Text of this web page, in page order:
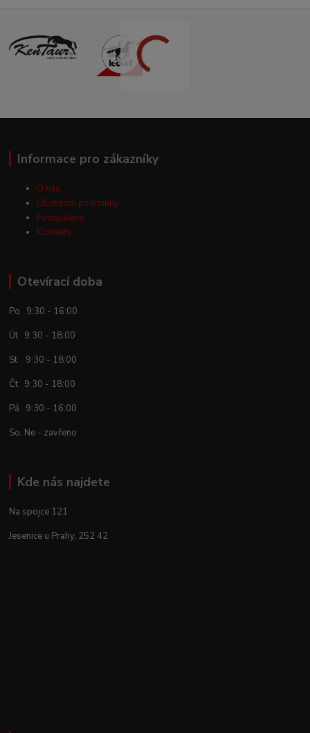
Informace pro zákazníky
O nás
Obchodní podmínky
Fotogalerie
Kontakty
Otevírací doba
Po 9:30 - 16:00
Út 9:30 - 18:00
St 9:30 - 18:00
Čt 9:30 - 18:00
Pá 9:30 - 16:00
So, Ne - zavřeno
Kde nás najdete
Na spojce 121
Jesenice u Prahy, 252 42